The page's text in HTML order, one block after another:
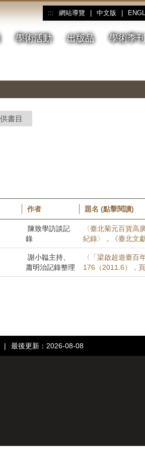
::: 網站導覽 中文版
學術活動 出版品 學術季刊
書目
作者 題名 (點擊閱讀)
陳致學訪談記
錄
〈臺北菊元百貨高
紀錄〉，《臺北文
謝小韞主持、
蕭明治記錄整理
〈「梁啟超遊臺百
176（2011.6），頁
| 最後更新：2026-08-08